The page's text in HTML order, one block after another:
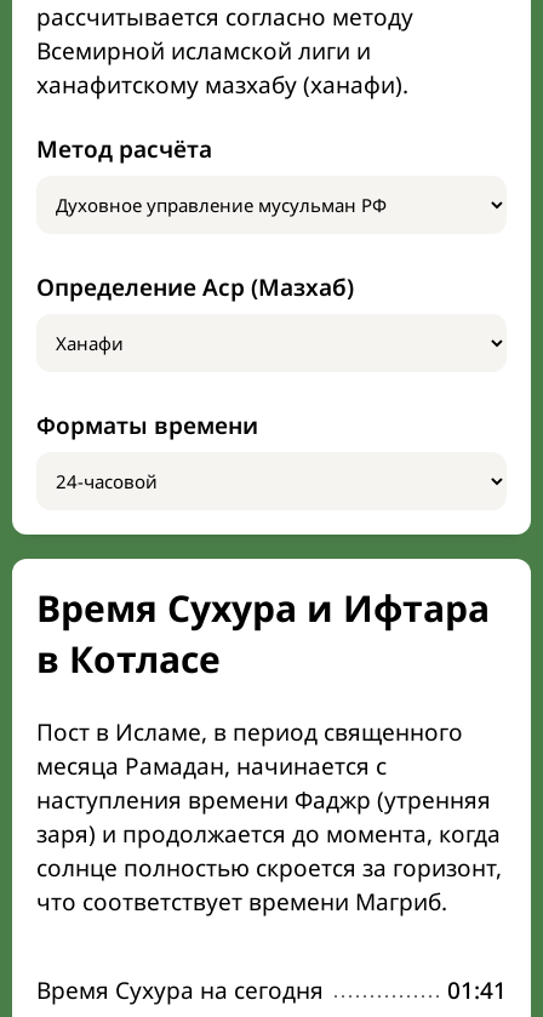
рассчитывается согласно методу
Всемирной исламской лиги и
ханафитскому мазхабу (ханафи).
Метод расчёта
Определение Аср (Мазхаб)
Форматы времени
Время Сухура и Ифтара
в Котласе
Пост в Исламе, в период священного
месяца Рамадан, начинается с
наступления времени Фаджр (утренняя
заря) и продолжается до момента, когда
солнце полностью скроется за горизонт,
что соответствует времени Магриб.
Время Сухура на сегодня 01:41